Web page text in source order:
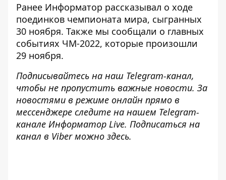
Ранее Информатор рассказывал о ходе
поединков чемпионата мира, сыгранных
30 ноября. Также мы сообщали о главных
событиях ЧМ-2022, которые произошли
29 ноября.
Подписывайтесь на наш Telegram-канал,
чтобы не пропустить важные новости. За
новостями в режиме онлайн прямо в
мессенджере следите на нашем Telegram-
канале Информатор Live. Подписаться на
канал в Viber можно здесь.